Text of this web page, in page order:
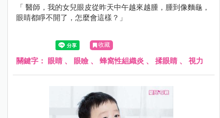
「 醫師，我的女兒眼皮從昨天中午越來越腫，腫到像麵龜，
眼睛都睜不開了，怎麼會這樣？」
收藏
關鍵字： 眼睛 、 眼瞼 、 蜂窩性組織炎 、 揉眼睛 、 視力